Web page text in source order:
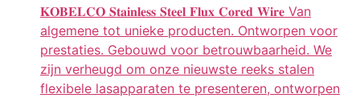
𝐊𝐎𝐁𝐄𝐋𝐂𝐎 𝐒𝐭𝐚𝐢𝐧𝐥𝐞𝐬𝐬 𝐒𝐭𝐞𝐞𝐥 𝐅𝐥𝐮𝐱 𝐂𝐨𝐫𝐞𝐝 𝐖𝐢𝐫𝐞 Van
algemene tot unieke producten. Ontworpen voor
prestaties. Gebouwd voor betrouwbaarheid. We
zijn verheugd om onze nieuwste reeks stalen
flexibele lasapparaten te presenteren, ontworpen